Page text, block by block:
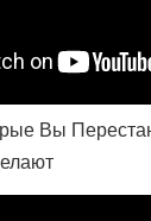
Вы